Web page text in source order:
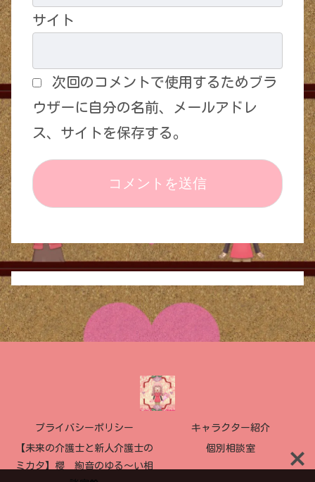
サイト
次回のコメントで使用するためブラ
ウザーに自分の名前、メールアドレ
ス、サイトを保存する。
プライバシーポリシー キャラクター紹介
【未来の介護士と新人介護士の
ミカタ】櫻 絢音のゆる〜い相
個別相談室